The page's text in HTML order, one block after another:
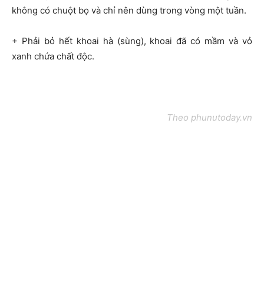
không có chuột bọ và chỉ nên dùng trong vòng một tuần.
+ Phải bỏ hết khoai hà (sùng), khoai đã có mầm và vỏ
xanh chứa chất độc.
Theo phunutoday.vn